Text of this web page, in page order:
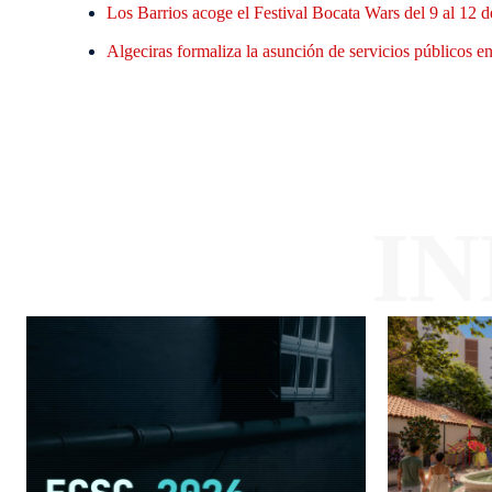
Los Barrios acoge el Festival Bocata Wars del 9 al 12
Algeciras formaliza la asunción de servicios públicos